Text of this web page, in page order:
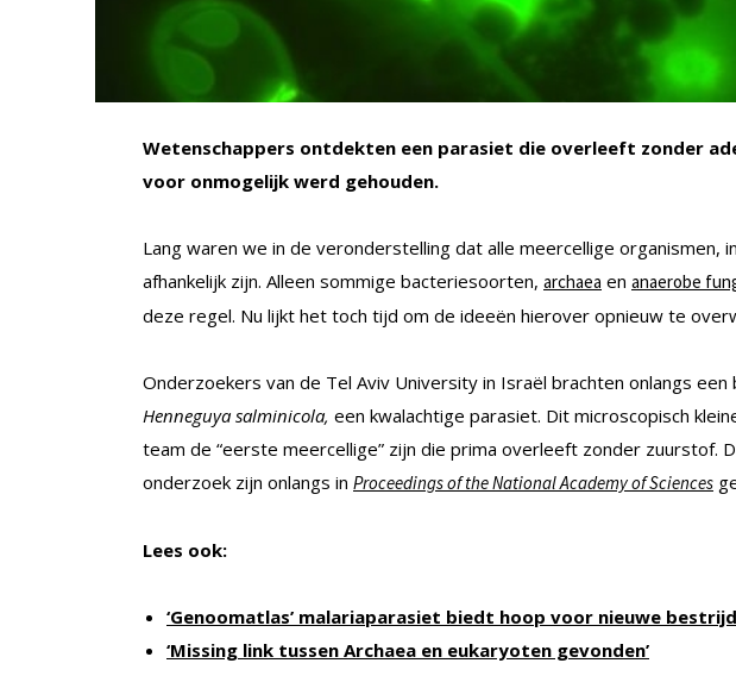
Wetenschappers ontdekten een parasiet die overleeft zonder
voor onmogelijk werd gehouden.
Lang waren we in de veronderstelling dat alle meercellige organismen,
afhankelijk zijn. Alleen sommige bacteriesoorten, archaea en anaerobe
deze regel. Nu lijkt het toch tijd om de ideeën hierover opnieuw te
Onderzoekers van de Tel Aviv University in Israël brachten onlangs
Henneguya salminicola, een kwalachtige parasiet. Dit microscopisch
team de “eerste meercellige” zijn die prima overleeft zonder zuurstof.
onderzoek zijn onlangs in Proceedings of the National Academy of Sciences
Lees ook:
‘Genoomatlas’ malariaparasiet biedt hoop voor nieuwe
‘Missing link tussen Archaea en eukaryoten gevonden’